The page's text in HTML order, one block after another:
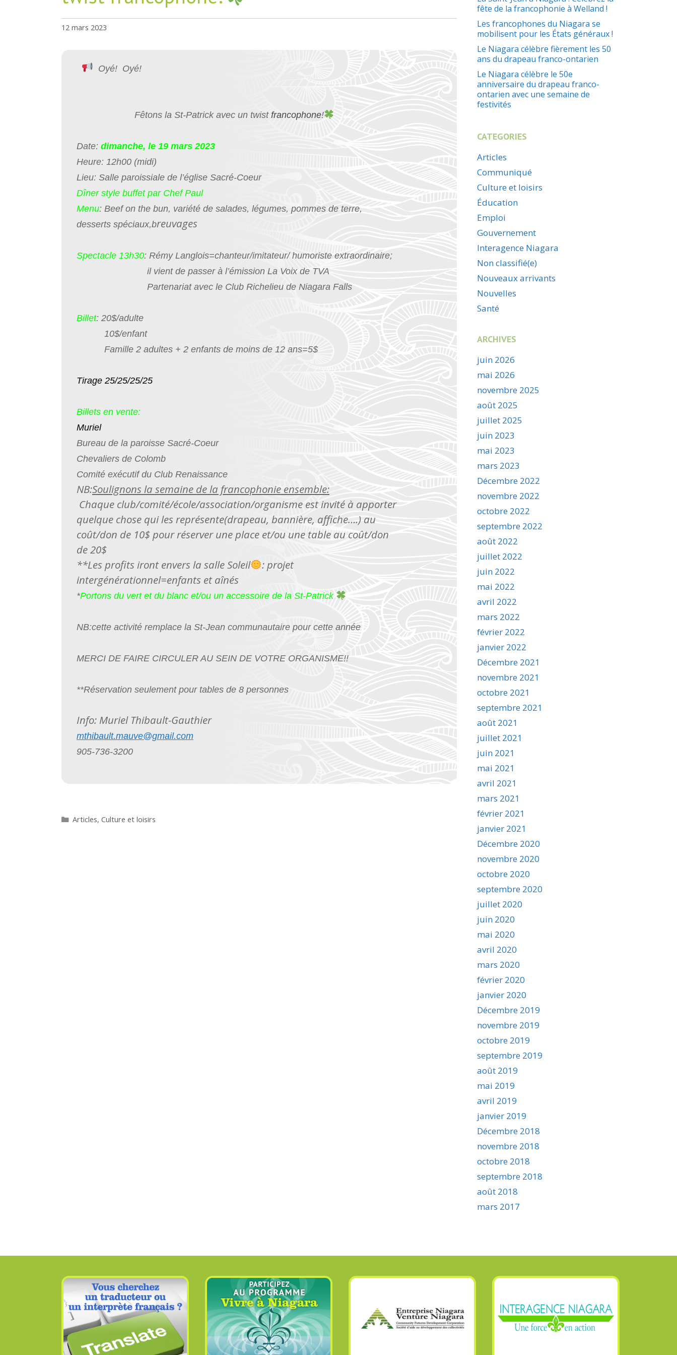
12 mars 2023
Oyé! Oyé!
Fêtons la St-Patrick avec un twist francophone!
Date: dimanche, le 19 mars 2023
Heure: 12h00 (midi)
Lieu: Salle paroissiale de l’église Sacré-Coeur
Dîner style buffet par Chef Paul
Menu: Beef on the bun, variété de salades, légumes, pommes de terre,
desserts spéciaux,breuvages
Spectacle 13h30: Rémy Langlois=chanteur/imitateur/ humoriste extraordinaire;
il vient de passer à l’émission La Voix de TVA
Partenariat avec le Club Richelieu de Niagara Falls
Billet: 20$/adulte
10$/enfant
Famille 2 adultes + 2 enfants de moins de 12 ans=5$
Tirage 25/25/25/25
Billets en vente:
Muriel
Bureau de la paroisse Sacré-Coeur
Chevaliers de Colomb
Comité exécutif du Club Renaissance
NB:Soulignons la semaine de la francophonie ensemble:
Chaque club/comité/école/association/organisme est invité à apporter
quelque chose qui les représente(drapeau, bannière, affiche….) au
coût/don de 10$ pour réserver une place et/ou une table au coût/don
de 20$
**Les profits iront envers la salle Soleil
: projet
intergénérationnel=enfants et aînés
*Portons du vert et du blanc et/ou un accessoire de la St-Patrick
NB:cette activité remplace la St-Jean communautaire pour cette année
MERCI DE FAIRE CIRCULER AU SEIN DE VOTRE ORGANISME!!
**Réservation seulement pour tables de 8 personnes
Info: Muriel Thibault-Gauthier
mthibault.mauve@gmail.com
905-736-3200
Catégories
Articles, Culture et loisirs
fête de la francophonie à Welland !
Les francophones du Niagara se
mobilisent pour les États généraux !
Le Niagara célèbre fièrement les 50
ans du drapeau franco-ontarien
Le Niagara célèbre le 50e
anniversaire du drapeau franco-
ontarien avec une semaine de
festivités
CATEGORIES
Articles
Communiqué
Culture et loisirs
Éducation
Emploi
Gouvernement
Interagence Niagara
Non classifié(e)
Nouveaux arrivants
Nouvelles
Santé
ARCHIVES
juin 2026
mai 2026
novembre 2025
août 2025
juillet 2025
juin 2023
mai 2023
mars 2023
Décembre 2022
novembre 2022
octobre 2022
septembre 2022
août 2022
juillet 2022
juin 2022
mai 2022
avril 2022
mars 2022
février 2022
janvier 2022
Décembre 2021
novembre 2021
octobre 2021
septembre 2021
août 2021
juillet 2021
juin 2021
mai 2021
avril 2021
mars 2021
février 2021
janvier 2021
Décembre 2020
novembre 2020
octobre 2020
septembre 2020
juillet 2020
juin 2020
mai 2020
avril 2020
mars 2020
février 2020
janvier 2020
Décembre 2019
novembre 2019
octobre 2019
septembre 2019
août 2019
mai 2019
avril 2019
janvier 2019
Décembre 2018
novembre 2018
octobre 2018
septembre 2018
août 2018
mars 2017